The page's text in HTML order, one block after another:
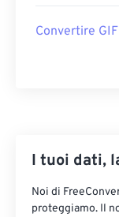
Convertire
I tuoi dati,
Noi di
proteggiamo. Il